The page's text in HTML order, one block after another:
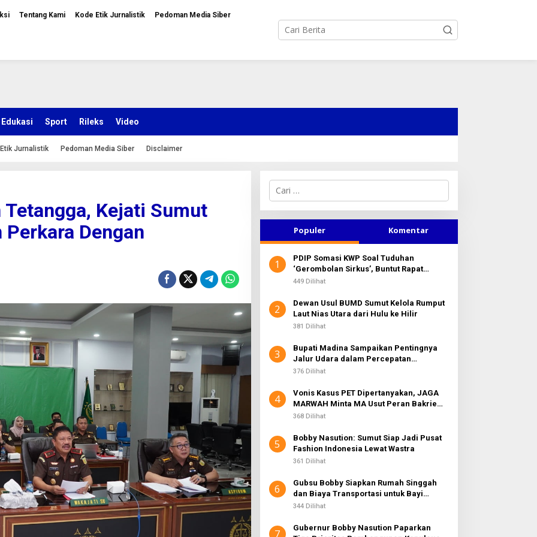
Tentang Kami Kode Etik Jurnalistik Pedoman Media Siber
Edukasi Sport Rileks Video
Etik Jurnalistik Pedoman Media Siber Disclaimer
Kejati Sumut
Dengan
C
i
n
u
k
Populer Komentar
1
PDIP Somasi KWP Soal Tuduhan
‘Gerombolan Sirkus’, Buntut Rapat
Komisi II Dipimpin Sufmi Dasco Ahmad
449 Dilihat
2
Dewan Usul BUMD Sumut Kelola Rumput
Laut Nias Utara dari Hulu ke Hilir
381 Dilihat
3
Bupati Madina Sampaikan Pentingnya
Jalur Udara dalam Percepatan
Pembangunan
376 Dilihat
4
Vonis Kasus PET Dipertanyakan, JAGA
MARWAH Minta MA Usut Peran Bakrie
Group
368 Dilihat
5
Bobby Nasution: Sumut Siap Jadi Pusat
Fashion Indonesia Lewat Wastra
361 Dilihat
6
Gubsu Bobby Siapkan Rumah Singgah
dan Biaya Transportasi untuk Bayi
Penderita Suspek Leukemia Asal Nias
344 Dilihat
7
Gubernur Bobby Nasution Paparkan